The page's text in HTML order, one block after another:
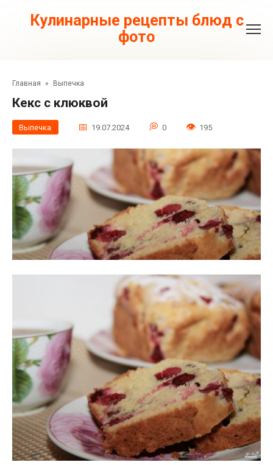
контентуКулинарные рецепты блюд с
фото
Главная » Выпечка
Кекс с клюквой
Выпечка 19.07.2024 0 195